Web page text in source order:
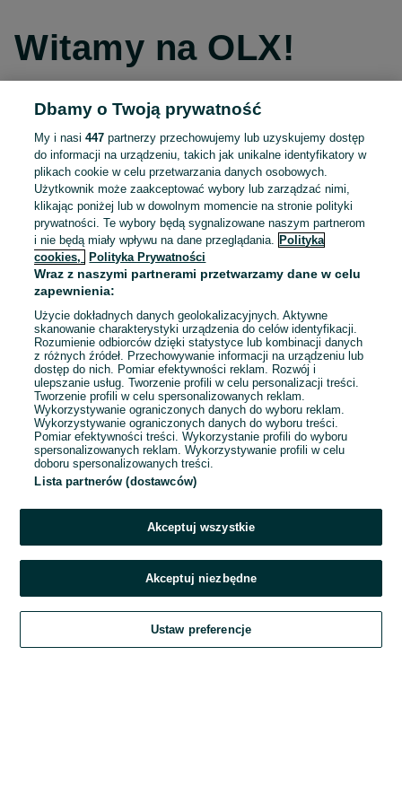
Witamy na OLX!
Kontynuuj przez Facebooka
Kontynuuj przez konto Apple
Kontynuuj przez konto Google
LUB
E-mail
Hasło
Zaloguj się
Kontynuując za pośrednictwem jednego z dostawców wskazanych powyżej,
OLX.pl w jego aktualnym brzmieniu.
Dbamy o Twoją prywatność
My i nasi447 partnerzy przechowujemy lub uzyskujemy dostęp
do informacji na urządzeniu, takich jak unikalne identyfikatory w
plikach cookie w celu przetwarzania danych osobowych.
Użytkownik może zaakceptować wybory lub zarządzać nimi,
klikając poniżej lub w dowolnym momencie na stronie polityki
prywatności. Te wybory będą sygnalizowane naszym partnerom
i nie będą miały wpływu na dane przeglądania.
Polityka
cookies,
Polityka Prywatności
Wraz z naszymi partnerami przetwarzamy dane w celu
zapewnienia:
Użycie dokładnych danych geolokalizacyjnych. Aktywne
skanowanie charakterystyki urządzenia do celów identyfikacji.
Rozumienie odbiorców dzięki statystyce lub kombinacji danych
z różnych źródeł. Przechowywanie informacji na urządzeniu lub
dostęp do nich. Pomiar efektywności reklam. Rozwój i
ulepszanie usług. Tworzenie profili w celu personalizacji treści.
Tworzenie profili w celu spersonalizowanych reklam.
Wykorzystywanie ograniczonych danych do wyboru reklam.
Wykorzystywanie ograniczonych danych do wyboru treści.
Pomiar efektywności treści. Wykorzystanie profili do wyboru
spersonalizowanych reklam. Wykorzystywanie profili w celu
doboru spersonalizowanych treści.
Lista partnerów (dostawców)
Akceptuj wszystkie
Akceptuj niezbędne
Ustaw preferencje